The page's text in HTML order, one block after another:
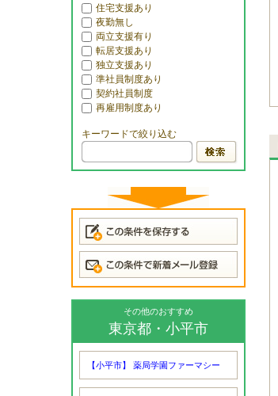
住宅支援あり
夜勤無し
両立支援有り
転居支援あり
独立支援あり
準社員制度あり
契約社員制度
再雇用制度あり
キーワードで絞り込む
その他のおすすめ
東京都・小平市
【小平市】 薬局学園ファーマシー